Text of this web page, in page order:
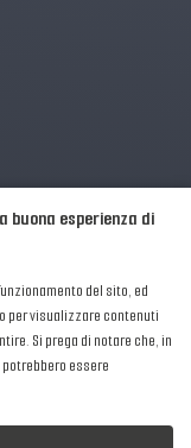
i Diritti Riservati.
buona esperienza di
del sito, ed
per visualizzare contenuti
Si prega di notare che, in
essere